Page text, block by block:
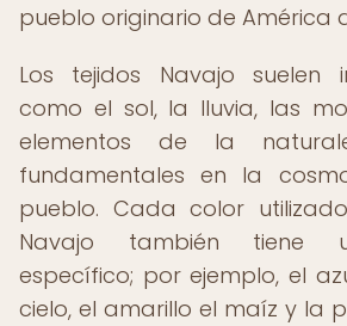
pueblo originario de América
Los tejidos Navajo suelen
como el sol, la lluvia, las
elementos de la
fundamentales en la
pueblo. Cada color
Navajo también tiene
específico; por ejemplo, el
cielo, el amarillo el maíz y la